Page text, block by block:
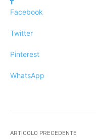
Facebook
Twitter
Pinterest
WhatsApp
ARTICOLO PRECEDENTE